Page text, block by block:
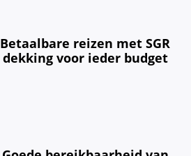
Betaalbare reizen met SGR
dekking voor ieder budget